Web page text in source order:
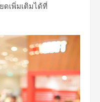
ดเพิ่มเติมได้ที่